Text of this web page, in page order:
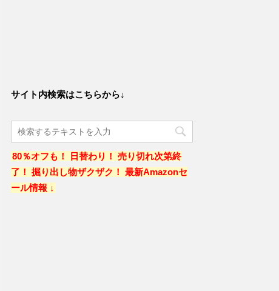
サイト内検索はこちらから↓
80％オフも！ 日替わり！ 売り切れ次第終
了！ 掘り出し物ザクザク！ 最新Amazonセ
ール情報 ↓